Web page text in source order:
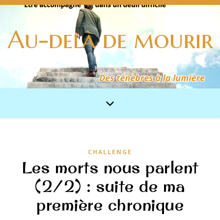
Au-delà de mourir
CHALLENGE
Les morts nous parlent
(2/2) : suite de ma
première chronique